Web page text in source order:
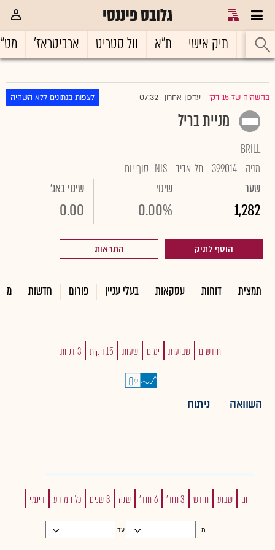
גלובס פיננסי
ראשי תיק אישי ת"א וול סטריט ארביטראז'
בהשהיה של 15 דק' עדכון אחרון 07:32 לצפות בנתונים ללא השהיה
מניית בריל
BRILL
מניה 399014 תל-אביב NIS סוף יום
שער
1,282
שינוי
0.00%
שינוי באג'
0.00
הוסף לתיק התראות
תמצית דוחות עסקאות בעלי עניין פורום חדשות
חודשים שבועות ימים שעות 15 דקות 3 דקות
השוואה ניתוח
יום שבוע חודש 3 חוד' 6 חוד' שנה 3 שנים כל המידע דינמי
מ - עד